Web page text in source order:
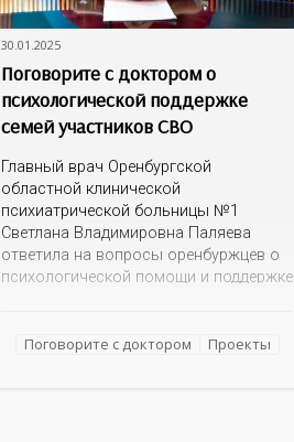
30.01.2025
Поговорите с доктором о
психологической поддержке
семей участников СВО
Главный врач Оренбургской
областной клинической
психиатрической больницы №1
Светлана Владимировна Паляева
ответила на вопросы оренбуржцев о
психологической помощи и поддержке
специальные кабинеты, куда могут
Поговорите с доктором Проекты